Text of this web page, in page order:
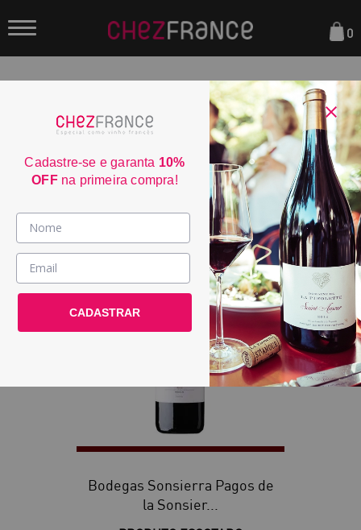
Vinhos >
País / Região >
Le Club >
0
ORDENAR POR:
Bodegas Sonsierra Pagos de
la Sonsier...
Cadastre-se e garanta 10%
OFFna primeira compra!
CADASTRAR